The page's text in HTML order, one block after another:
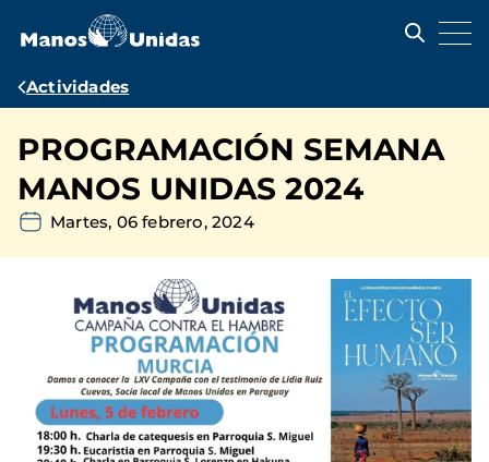
contenido
Ruta
navegación
Actividades
PROGRAMACIÓN SEMANA
MANOS UNIDAS 2024
Martes, 06 febrero, 2024